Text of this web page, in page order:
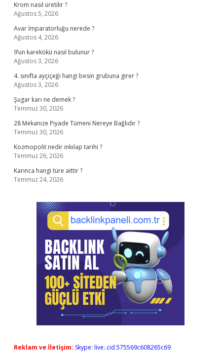
Krom nasıl üretilir ?
Ağustos 5, 2026
Avar İmparatorluğu nerede ?
Ağustos 4, 2026
9’un karekökü nasıl bulunur ?
Ağustos 3, 2026
4. sınıfta ayçiçeği hangi besin grubuna girer ?
Ağustos 3, 2026
Şugar karı ne demek ?
Temmuz 30, 2026
28 Mekanize Piyade Tümeni Nereye Bağlıdır ?
Temmuz 30, 2026
Kozmopolit nedir inkılap tarihi ?
Temmuz 26, 2026
Karınca hangi türe aittir ?
Temmuz 24, 2026
Reklam ve İletişim: Skype: live:.cid.575569c608265c69